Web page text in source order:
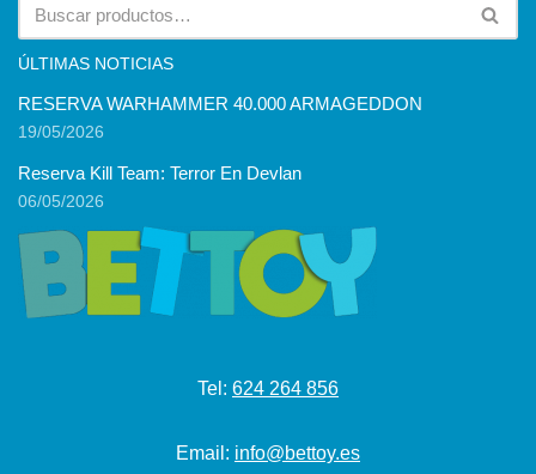
ÚLTIMAS NOTICIAS
RESERVA WARHAMMER 40.000 ARMAGEDDON
19/05/2026
Reserva Kill Team: Terror En Devlan
06/05/2026
Tel: 624 264 856
Email: info@bettoy.es